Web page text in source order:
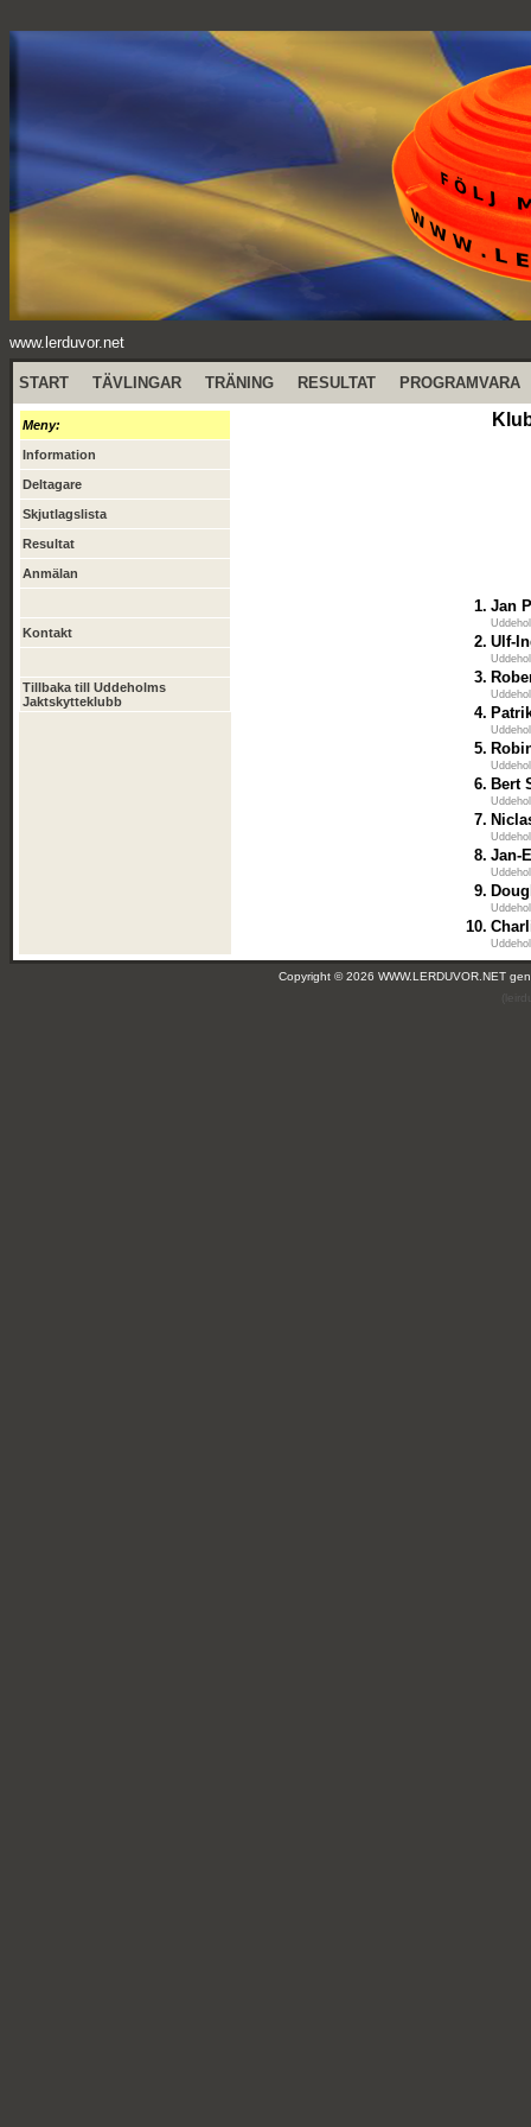
www.lerduvor.net
START TÄVLINGAR TRÄNING RESULTAT PROGRAMVARA
Meny:
Information
Deltagare
Skjutlagslista
Resultat
Anmälan
Kontakt
Tillbaka till Uddeholms
Jaktskytteklubb
1. Jan
2. Ulf-
3.
4.
5.
6. Bert
7.
8. Jan-
9.
10.
Copyright © 2026 WWW.LERDUVOR.NET